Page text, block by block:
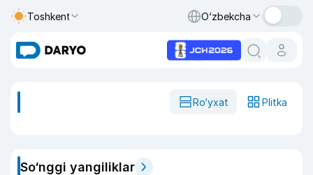
Toshkent O‘zbekcha
Ro‘yxat Plitka
So‘nggi yangiliklar